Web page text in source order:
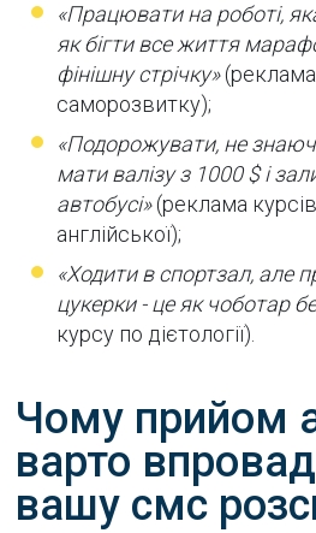
«Працювати на роботі,
як бігти все життя
фінішну стрічку»(реклама
саморозвитку);
«Подорожувати, не
мати валізу з 1000 $ і
автобусі»(реклама
англійської);
«Ходити в спортзал, але
цукерки - це як чоботар
курсу по дієтології).
Чому прийом
варто
вашу смс